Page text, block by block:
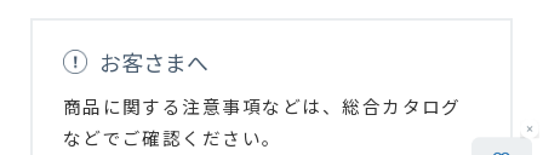
お客さまへ
商品に関する注意事項などは、総合カタログ
などでご確認ください。